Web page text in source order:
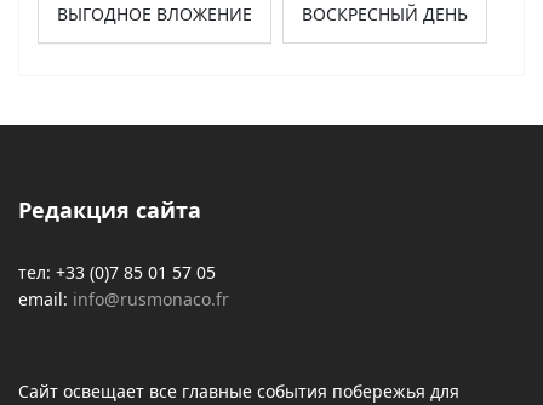
ВЫГОДНОЕ ВЛОЖЕНИЕ ВОСКРЕСНЫЙ ДЕНЬ
Редакция сайта
тел: +33 (0)7 85 01 57 05
email: info@rusmonaco.fr
Сайт освещает все главные события побережья для